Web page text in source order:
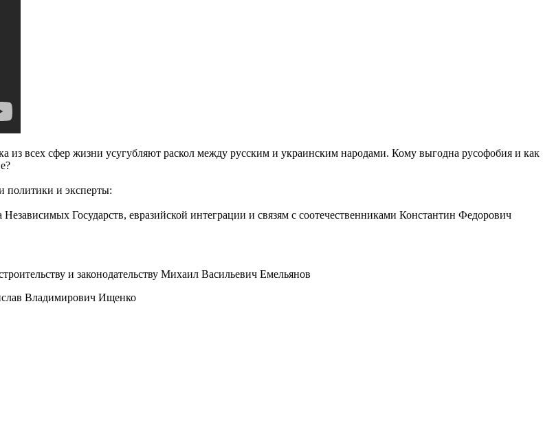
из всех сфер жизни усугубляют раскол между русским и украинским народами. Кому выгодна русофобия и как
политики и эксперты:
Государств, евразийской интеграции и связям с соотечественниками Константин Федорович
и законодательству Михаил Васильевич Емельянов
Владимирович Ищенко